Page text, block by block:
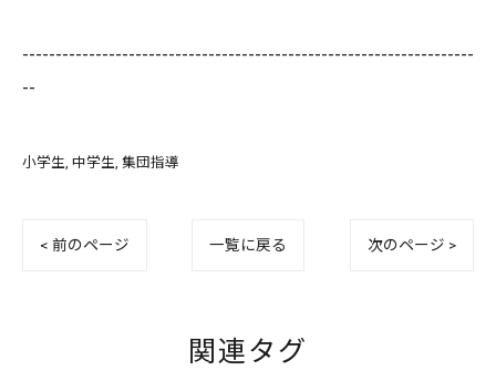
--------------------------------------------------------------------
--
小学生 中学生 集団指導
< 前のページ 一覧に戻る 次のページ >
関連タグ